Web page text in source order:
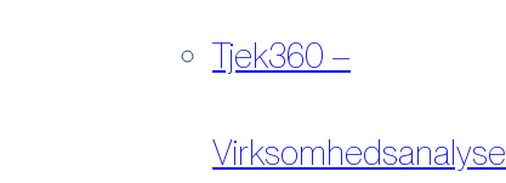
Tjek360 –
Virksomhedsanalyse